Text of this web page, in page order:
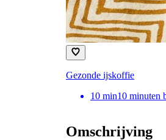
Gezonde ijskoffie
10 min10 minuten
Omschrijving